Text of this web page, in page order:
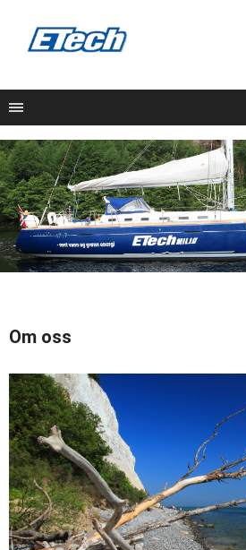
Om oss